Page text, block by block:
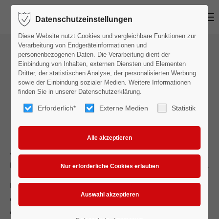
Login
Benutzername
Passwort
Support
Lorem ipsum dolor sit amet:
AUSBILDUNGSSTELLE ALS
KAUFFRAU/-MANN FÜR
BÜROMANAGEMENT (W/M/D)
Ab 01.08.2024 haben wir eine Ausbildungsstelle als
Kauffrau/-mann für Büromanagement (w/m/d) zu besetzen.
Kaufleute für Büromanagement bearbeiten und
organisieren bürowirtschaftliche Aufgaben. Außerdem
erledigen sie kaufmännische Tätigkeiten in Bereichen wie
Datenschutzeinstellungen
Diese Website nutzt Cookies und vergleichbare Funktionen zur
Verarbeitung von Endgeräteinformationen und
personenbezogenen Daten. Die Verarbeitung dient der
Einbindung von Inhalten, externen Diensten und Elementen
Dritter, der statistischen Analyse, der personalisierten Werbung
sowie der Einbindung sozialer Medien. Weitere Informationen
finden Sie in unserer Datenschutzerklärung.
Erforderlich* Externe Medien Statistik